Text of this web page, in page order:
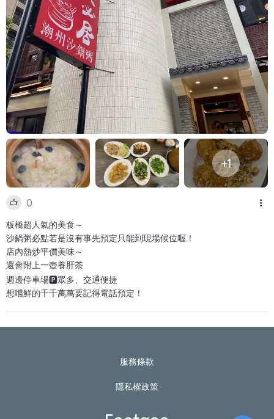
+1
0
板橋超人氣的美食～
沙鍋粥必點若是沒有事先預定只能到現場候位喔！
店內熱炒平價美味～
還會附上一壺養肝茶
週邊停車場🅿️眾多、交通便捷
想嚐鮮的千千萬萬要記得電話預定！
服務條款
隱私權政策